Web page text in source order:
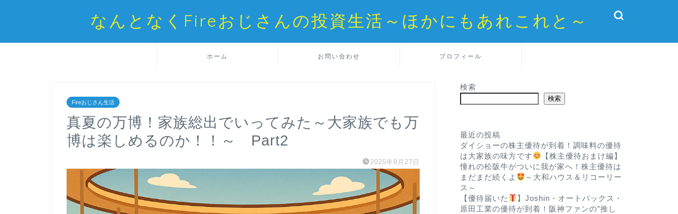
なんとなくFireおじさんの投資生活～ほかにもあれこれと～
ホーム お問い合わせ プロフィール
Fireおじさん生活
真夏の万博！家族総出でいってみた～大家族でも万
博は楽しめるのか！！～ Part2
2025年8月27日
検索
検索
最近の投稿
ダイショーの株主優待が到着！調味料の優待
は大家族の味方です
【株主優待おまけ編】
憧れの松阪牛がついに我が家へ！株主優待は
まだまだ続くよ
～大和ハウス＆リコーリー
ス～
【優待届いた
】Joshin・オートバックス・
原田工業の優待が到着！阪神ファンの”推し